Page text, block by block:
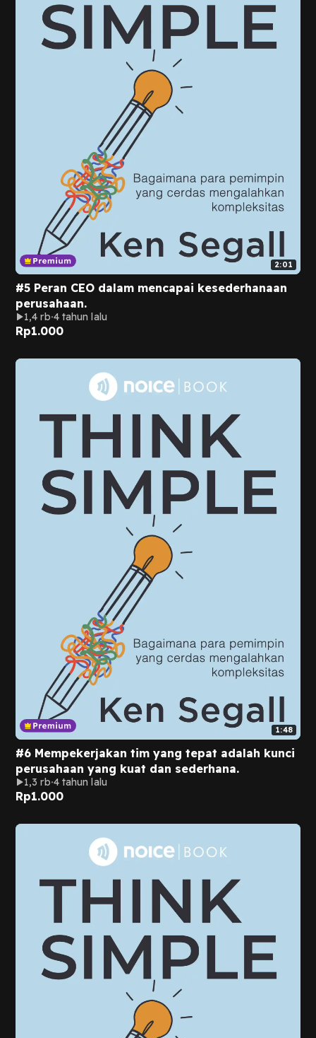
2:01
#5 Peran CEO dalam mencapai kesederhanaan
perusahaan.
1,4 rb 4 tahun lalu
Rp1.000
1:48
#6 Mempekerjakan tim yang tepat adalah kunci
perusahaan yang kuat dan sederhana.
1,3 rb 4 tahun lalu
Rp1.000